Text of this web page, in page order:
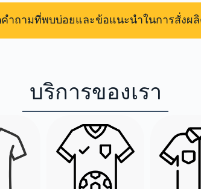
คำถามที่พบบ่อยและข้อแนะนำในการสั่งผ
บริการของเรา